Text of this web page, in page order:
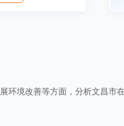
环境改善等方面，分析文昌市